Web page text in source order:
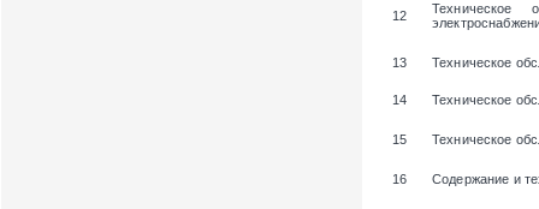
12
Техническое
13 Техническое
14 Техническое
15 Техническое
16 Содержание и